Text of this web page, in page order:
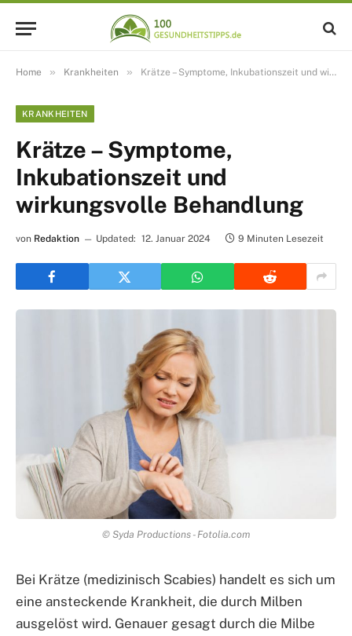
Home » Krankheiten » Krätze – Symptome, Inkubationszeit und wirkungsvolle Behandlung
KRANKHEITEN
Krätze – Symptome,
Inkubationszeit und
wirkungsvolle Behandlung
von Redaktion Updated: 12. Januar 2024 9 Minuten Lesezeit
© Syda Productions - Fotolia.com
Bei Krätze (medizinisch Scabies) handelt es sich um
eine ansteckende Krankheit, die durch Milben
ausgelöst wird. Genauer gesagt durch die Milbe